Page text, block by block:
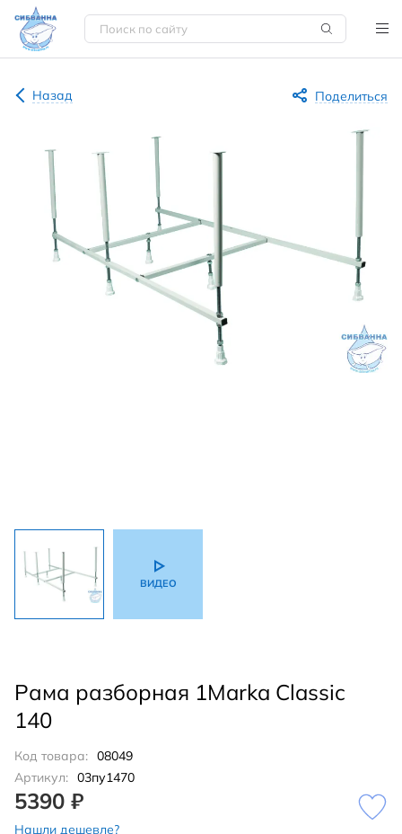
Назад Поделиться
ВИДЕО
Рама разборная 1Marka Classic
140
Код товара: 08049
Артикул: 03пу1470
5390 ₽
Нашли дешевле?